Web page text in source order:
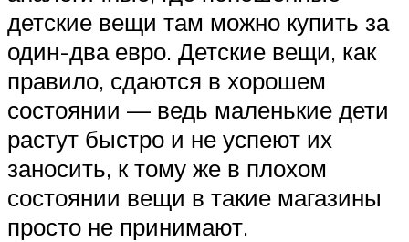
детские вещи там можно купить за
один-два евро. Детские вещи, как
правило, сдаются в хорошем
состоянии — ведь маленькие дети
растут быстро и не успеют их
заносить, к тому же в плохом
состоянии вещи в такие магазины
просто не принимают.